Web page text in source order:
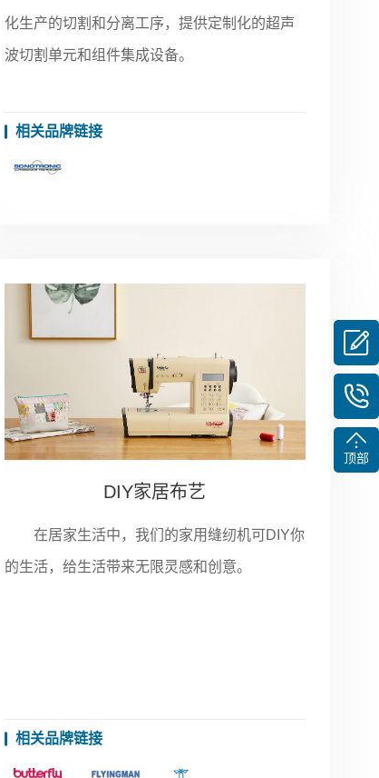
化生产的切割和分离工序，提供定制化的超声
波切割单元和组件集成设备。
相关品牌链接
DIY家居布艺
在居家生活中，我们的家用缝纫机可DIY你
的生活，给生活带来无限灵感和创意。
相关品牌链接
顶部